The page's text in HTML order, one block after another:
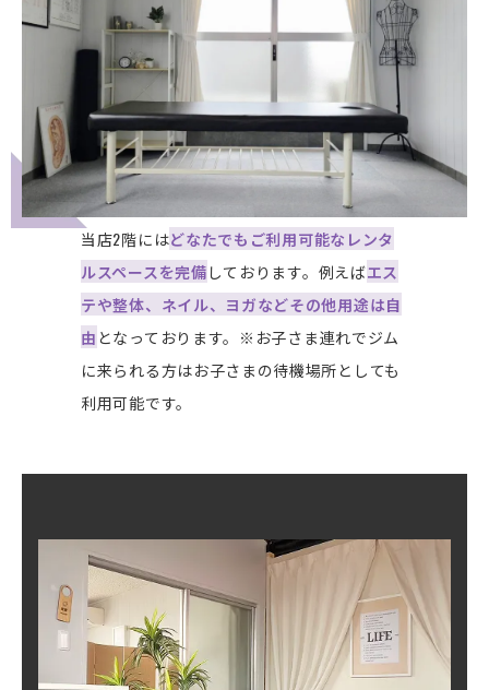
当店2階にはどなたでもご利用可能なレンタ
ルスペースを完備しております。例えばエス
テや整体、ネイル、ヨガなどその他用途は自
由となっております。※お子さま連れでジム
に来られる方はお子さまの待機場所としても
利用可能です。